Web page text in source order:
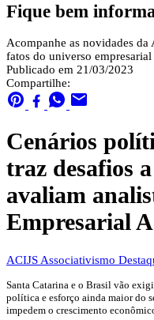
Fique bem
Acompanhe as novidades
fatos do universo
Publicado em 21/03/2023
Compartilhe:
Cenários
traz desafios
avaliam
Empresarial
ACIJS Associativismo
Santa Catarina e o Brasil vão
política e esforço ainda maior do
impedem o crescimento